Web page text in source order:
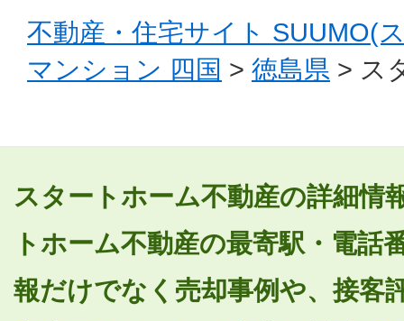
不動産・住宅サイト SUUMO(
マンション 四国 > 徳島県 > ス
スタートホーム不動産の詳細情
トホーム不動産の最寄駅・電話
報だけでなく売却事例や、接客